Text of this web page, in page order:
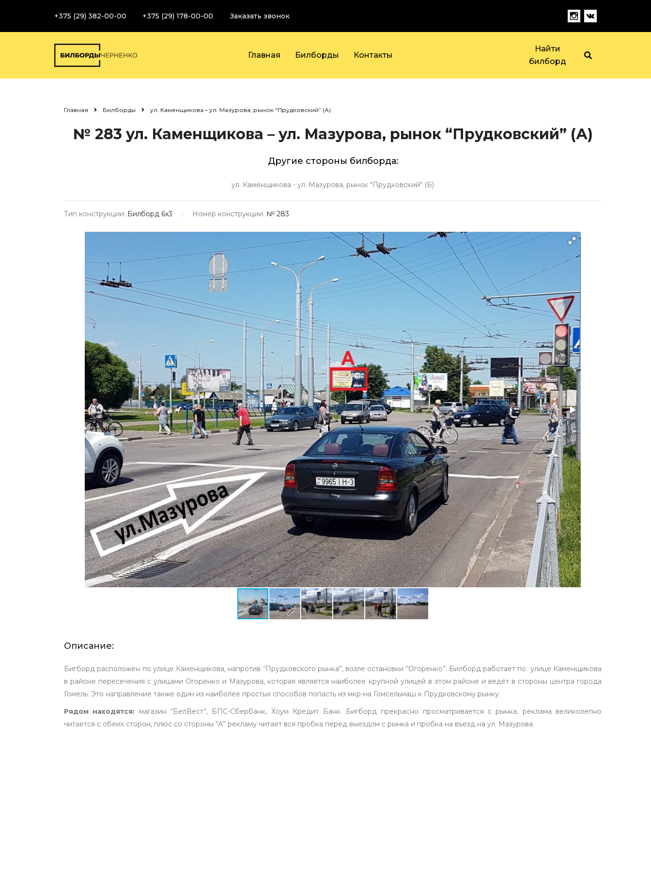
+375 (29) 382-00-00 +375 (29) 178-00-00 Заказать звонок
Главная Билборды Контакты
Найти
билборд
Главная Билборды ул. Каменщикова – ул. Мазурова, рынок “Прудковский” (А)
№ 283 ул. Каменщикова – ул. Мазурова, рынок “Прудковский” (А)
Другие стороны билборда:
ул. Каменщикова - ул. Мазурова, рынок "Прудковский" (Б)
Тип конструкции: Билборд 6х3 Номер конструкции: № 283
Описание:
Бигборд расположен по улице Каменщикова, напротив “Прудковского рынка”, возле остановки “Огоренко”. Билборд работает по улице Каменщикова
в районе пересечения с улицами Огоренко и Мазурова, которая является наиболее крупной улицей в этом районе и ведёт в стороны центра города
Гомель. Это направление также один из наиболее простых способов попасть из мкр-на Гомсельмаш к Прудковскому рынку.
Рядом находятся: магазин “БелВест”, БПС-Сбербанк, Хоум Кредит Банк. Бигборд прекрасно просматривается с рынка, реклама великолепно
читается с обеих сторон, плюс со стороны “А” рекламу читает вся пробка перед выездом с рынка и пробка на въезд на ул. Мазурова.